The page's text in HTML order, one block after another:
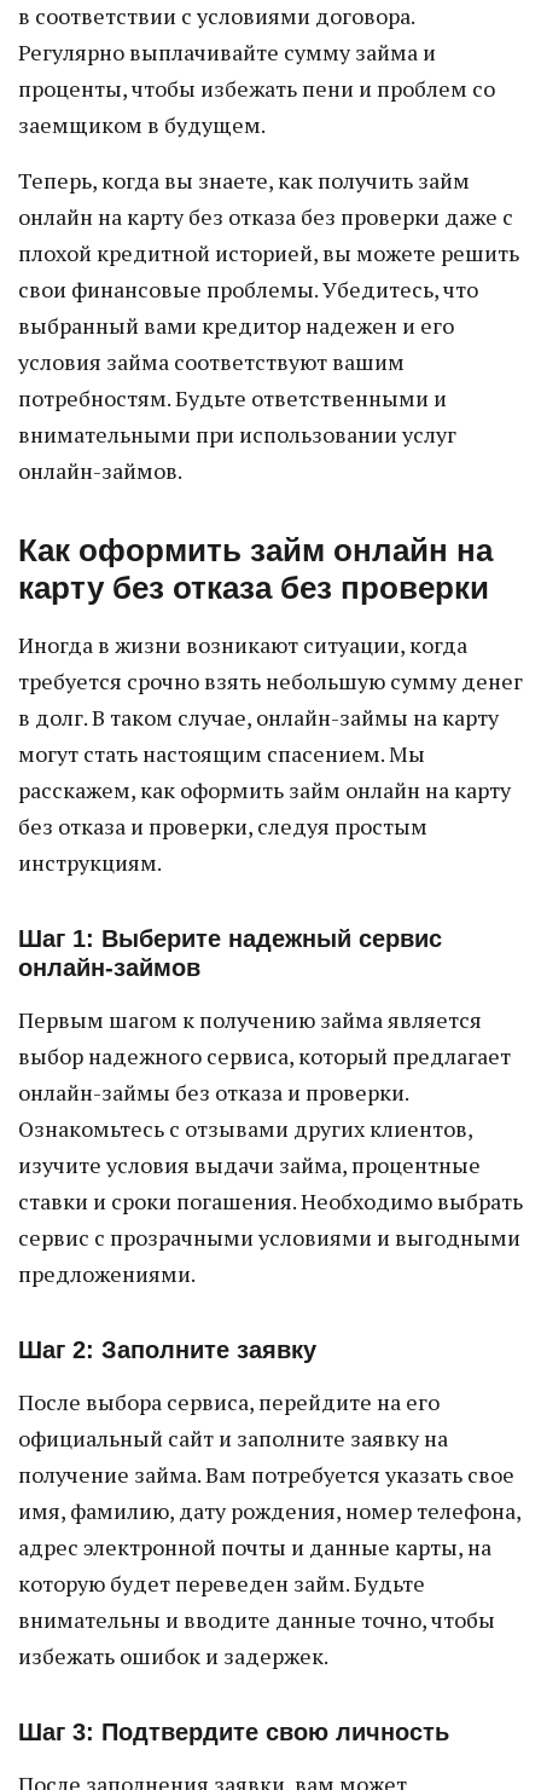
в соответствии с условиями договора.
Регулярно выплачивайте сумму займа и
проценты, чтобы избежать пени и проблем со
заемщиком в будущем.
Теперь, когда вы знаете, как получить займ
онлайн на карту без отказа без проверки даже с
плохой кредитной историей, вы можете решить
свои финансовые проблемы. Убедитесь, что
выбранный вами кредитор надежен и его
условия займа соответствуют вашим
потребностям. Будьте ответственными и
внимательными при использовании услуг
онлайн-займов.
Как оформить займ онлайн на
карту без отказа без проверки
Иногда в жизни возникают ситуации, когда
требуется срочно взять небольшую сумму денег
в долг. В таком случае, онлайн-займы на карту
могут стать настоящим спасением. Мы
расскажем, как оформить займ онлайн на карту
без отказа и проверки, следуя простым
инструкциям.
Шаг 1: Выберите надежный сервис
онлайн-займов
Первым шагом к получению займа является
выбор надежного сервиса, который предлагает
онлайн-займы без отказа и проверки.
Ознакомьтесь с отзывами других клиентов,
изучите условия выдачи займа, процентные
ставки и сроки погашения. Необходимо выбрать
сервис с прозрачными условиями и выгодными
предложениями.
Шаг 2: Заполните заявку
После выбора сервиса, перейдите на его
официальный сайт и заполните заявку на
получение займа. Вам потребуется указать свое
имя, фамилию, дату рождения, номер телефона,
адрес электронной почты и данные карты, на
которую будет переведен займ. Будьте
внимательны и вводите данные точно, чтобы
избежать ошибок и задержек.
Шаг 3: Подтвердите свою личность
После заполнения заявки, вам может